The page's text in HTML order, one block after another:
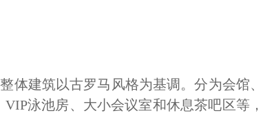
体建筑以古罗马风格为基调。分为会馆、
泳池房、大小会议室和休息茶吧区等，